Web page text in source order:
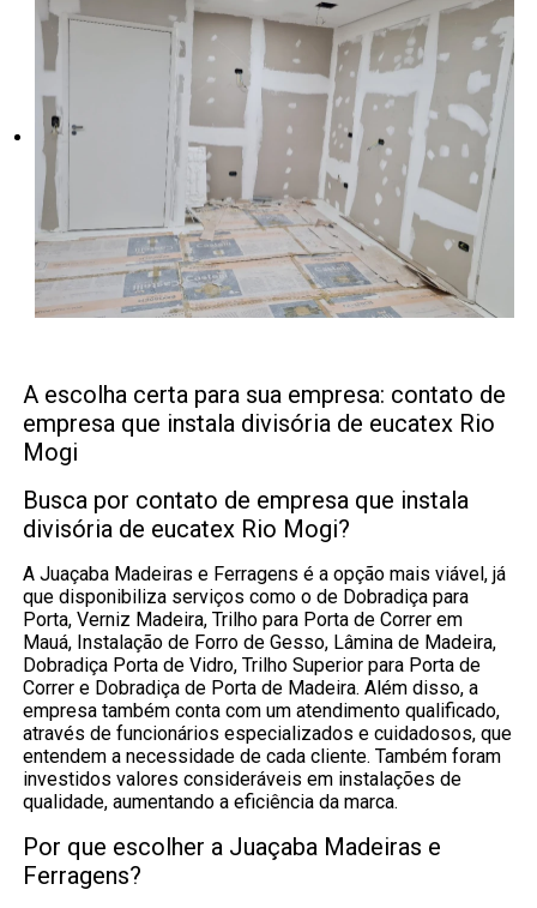
A escolha certa para sua empresa: contato de
empresa que instala divisória de eucatex Rio
Mogi
Busca por contato de empresa que instala
divisória de eucatex Rio Mogi?
A Juaçaba Madeiras e Ferragens é a opção mais viável, já
que disponibiliza serviços como o de Dobradiça para
Porta, Verniz Madeira, Trilho para Porta de Correr em
Mauá, Instalação de Forro de Gesso, Lâmina de Madeira,
Dobradiça Porta de Vidro, Trilho Superior para Porta de
Correr e Dobradiça de Porta de Madeira. Além disso, a
empresa também conta com um atendimento qualificado,
através de funcionários especializados e cuidadosos, que
entendem a necessidade de cada cliente. Também foram
investidos valores consideráveis em instalações de
qualidade, aumentando a eficiência da marca.
Por que escolher a Juaçaba Madeiras e
Ferragens?